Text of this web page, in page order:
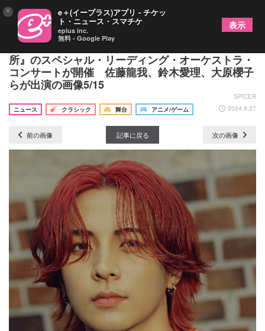
新海誠監督、初長編映画『雲のむこう、約束の場
所』のスペシャル・リーディング・オーケストラ・
コンサートが開催 佐藤龍我、鈴木愛理、大原櫻子
らが出演の画像5/15
SPICER
ニュース
クラシック 舞台 アニメ/ゲーム 2024.9.27
前の画像 記事に戻る 次の画像
× e＋(イープラス)アプリ - チケッ
ト・ニュース・スマチケ
eplus inc.
無料 - Google Play
表示